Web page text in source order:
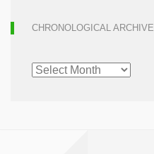
CHRONOLOGICAL ARCHIVE
CHRONOLOGICAL
ARCHIVE